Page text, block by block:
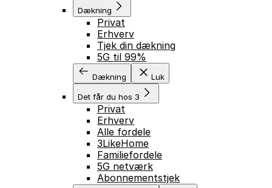
Dækning
Privat
Erhverv
Tjek din dækning
5G til 99%
Dækning Luk
Det får du hos 3
Privat
Erhverv
Alle fordele
3LikeHome
Familiefordele
5G netværk
Abonnementstjek